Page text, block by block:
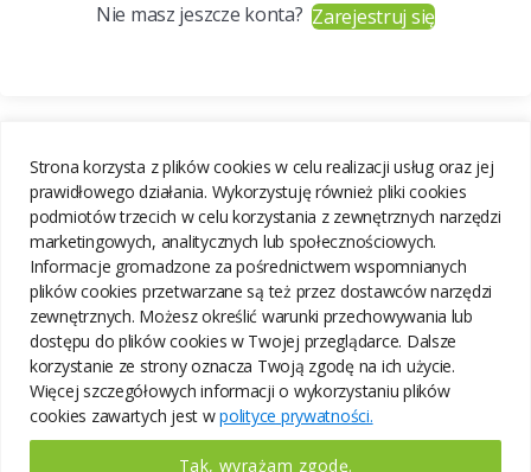
Strona korzysta z plików cookies w celu realizacji usług oraz jej
prawidłowego działania. Wykorzystuję również pliki cookies
podmiotów trzecich w celu korzystania z zewnętrznych narzędzi
marketingowych, analitycznych lub społecznościowych.
Informacje gromadzone za pośrednictwem wspomnianych
plików cookies przetwarzane są też przez dostawców narzędzi
zewnętrznych. Możesz określić warunki przechowywania lub
dostępu do plików cookies w Twojej przeglądarce. Dalsze
korzystanie ze strony oznacza Twoją zgodę na ich użycie.
Więcej szczegółowych informacji o wykorzystaniu plików
cookies zawartych jest wpolityce prywatności.
Tak, wyrażam zgodę.
Nie masz jeszcze konta?Zarejestruj się